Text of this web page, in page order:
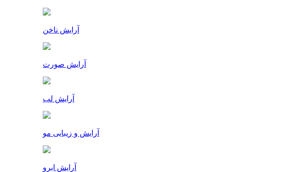
آرایش ناخن
آرایش صورت
آرایش لب
آرایش و زیبایی مو
آرایش ابرو